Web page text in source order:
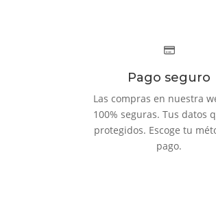
Pago seguro
Las compras en nuestra
100% seguras. Tus datos
protegidos. Escoge tu
pago.